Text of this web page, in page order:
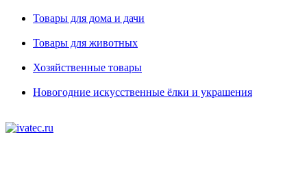
Товары для дома и дачи
Товары для животных
Хозяйственные товары
Новогодние искусственные ёлки и украшения